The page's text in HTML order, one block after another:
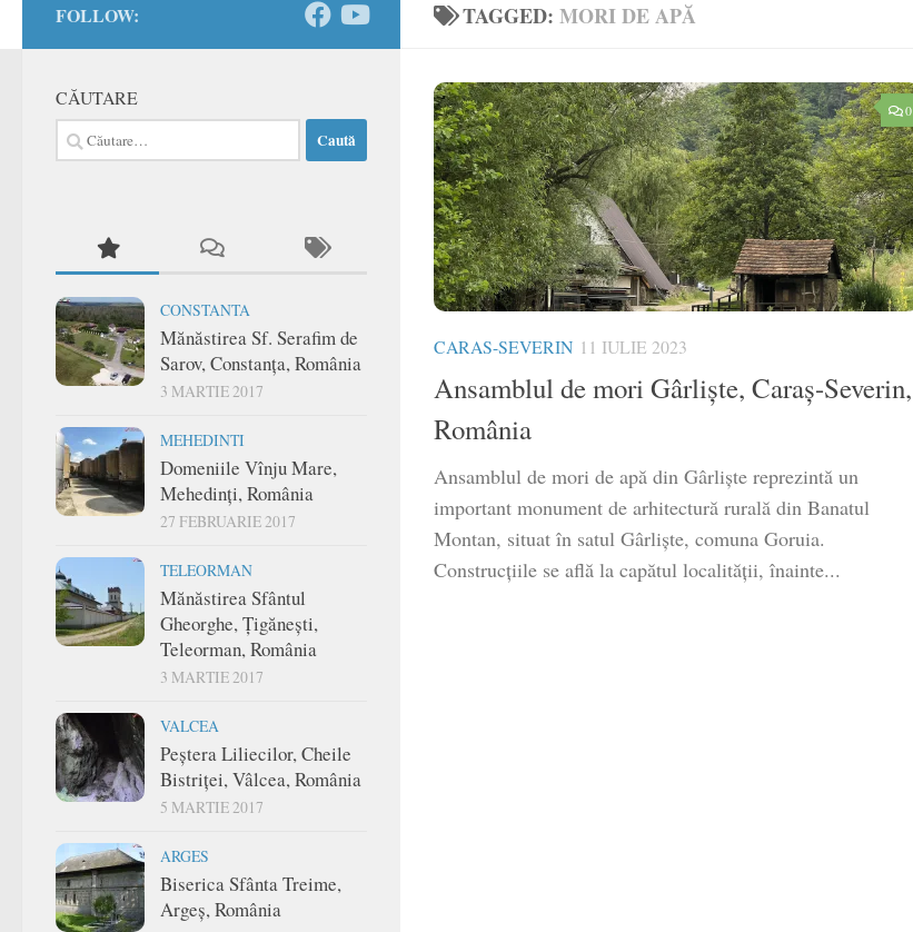
TAGGED:MORI DE APĂ
0
CARAS-SEVERIN 11 IULIE 2023
Ansamblul de mori Gârliște, Caraș-Severin,
România
Ansamblul de mori de apă din Gârliște reprezintă un
important monument de arhitectură rurală din Banatul
Montan, situat în satul Gârliște, comuna Goruia.
Construcțiile se află la capătul localității, înainte...
FOLLOW:
CĂUTARE
Caută
după:
CONSTANTA
Mănăstirea Sf. Serafim de
Sarov, Constanța, România
3 MARTIE 2017
MEHEDINTI
Domeniile Vînju Mare,
Mehedinți, România
27 FEBRUARIE 2017
TELEORMAN
Mănăstirea Sfântul
Gheorghe, Țigănești,
Teleorman, România
3 MARTIE 2017
VALCEA
Peștera Liliecilor, Cheile
Bistriței, Vâlcea, România
5 MARTIE 2017
ARGES
Biserica Sfânta Treime,
Argeș, România